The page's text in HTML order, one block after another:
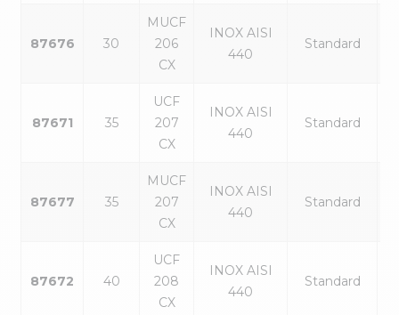
87676 30
MUCF
206
CX
INOX AISI
440
Standard
87671 35
UCF
207
CX
INOX AISI
440
Standard
87677 35
MUCF
207
CX
INOX AISI
440
Standard
87672 40
UCF
208
CX
INOX AISI
440
Standard